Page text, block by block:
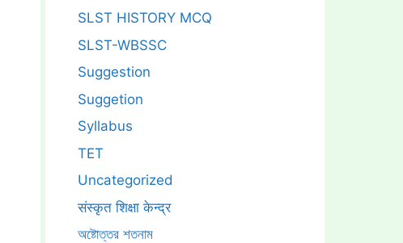
SLST HISTORY MCQ
SLST-WBSSC
Suggestion
Suggetion
Syllabus
TET
Uncategorized
संस्कृत शिक्षा केन्द्र
অষ্টোত্তর শতনাম